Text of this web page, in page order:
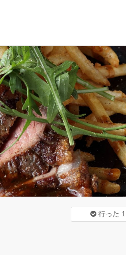
行った 1